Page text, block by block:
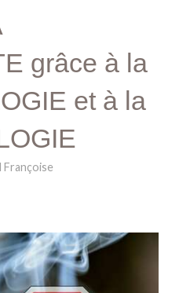
grâce à la
et à la
Françoise